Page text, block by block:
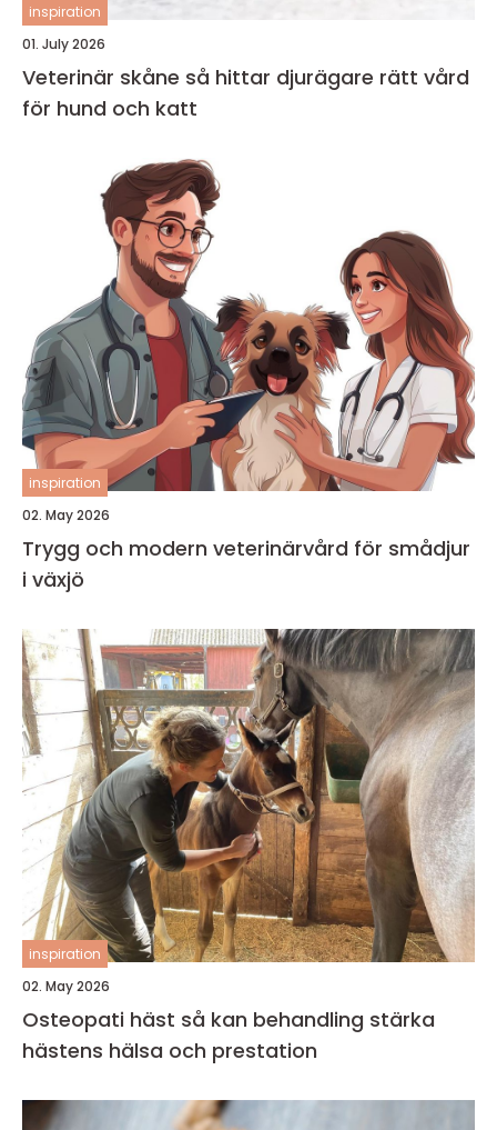
inspiration
01. July 2026
Veterinär skåne så hittar djurägare rätt vård
för hund och katt
inspiration
02. May 2026
Trygg och modern veterinärvård för smådjur
i växjö
inspiration
02. May 2026
Osteopati häst så kan behandling stärka
hästens hälsa och prestation